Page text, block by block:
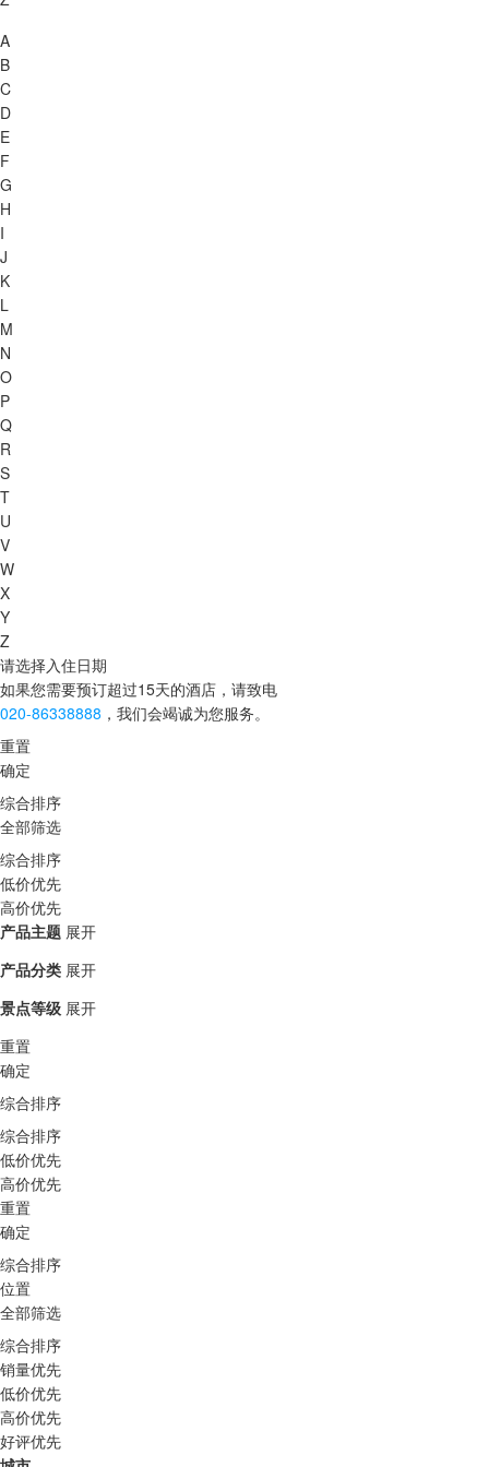
A
B
C
D
E
F
G
H
I
J
K
L
M
N
O
P
Q
R
S
T
U
V
W
X
Y
Z
请选择入住日期
如果您需要预订超过15天的酒店，请致电
020-86338888 ，我们会竭诚为您服务。
重置
确定
综合排序
全部筛选
综合排序
低价优先
高价优先
产品主题 展开
产品分类 展开
景点等级 展开
重置
确定
综合排序
综合排序
低价优先
高价优先
重置
确定
综合排序
位置
全部筛选
综合排序
销量优先
低价优先
高价优先
好评优先